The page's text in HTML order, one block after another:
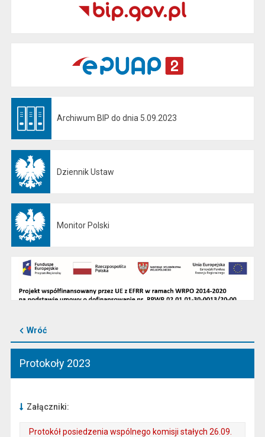
Archiwum BIP do dnia 5.09.2023
Dziennik Ustaw
Monitor Polski
Wróć
Protokoły 2023
Załączniki:
Protokół posiedzenia wspólnego komisji stałych 26.09.